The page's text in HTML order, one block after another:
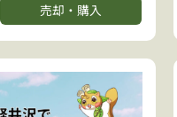
売却・購入